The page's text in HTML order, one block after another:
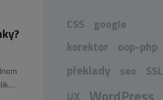
CSS google
korektor oop-php
překlady seo
SSL
UX